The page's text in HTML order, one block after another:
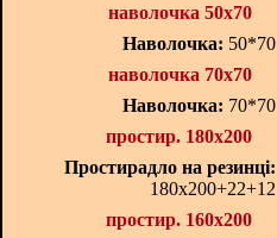
наволочка 50х70
Наволочка: 50*70
наволочка 70х70
Наволочка: 70*70
простир. 180х200
Простирадло на резинці:
180х200+22+12
простир. 160х200